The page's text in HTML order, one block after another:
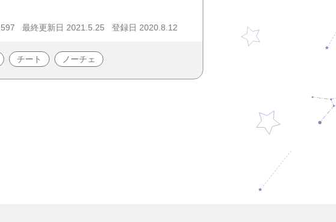
最終更新日 2021.5.25 登録日 2020.8.12
チート ノーチェ